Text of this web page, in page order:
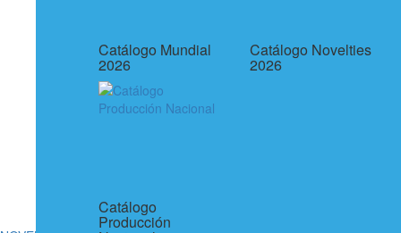
Catálogo Mundial
2026
Catálogo Novelties
2026
Catálogo
Producción